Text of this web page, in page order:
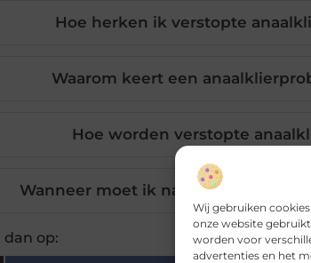
Wij gebruiken
onze website
worden voor
advertenties en het
Hoe herken ik verstopte
Waarom keert een
Hoe worden verstopte
Wanneer moet ik naar de
dan op: